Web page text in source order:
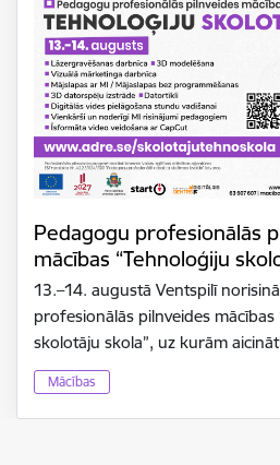
Pedagogu profesionālās
mācības “Tehnoloģiju
13.–14. augustā Ventspilī
profesionālās pilnveides mācības
skolotāju skola”, uz kurām
Mācības